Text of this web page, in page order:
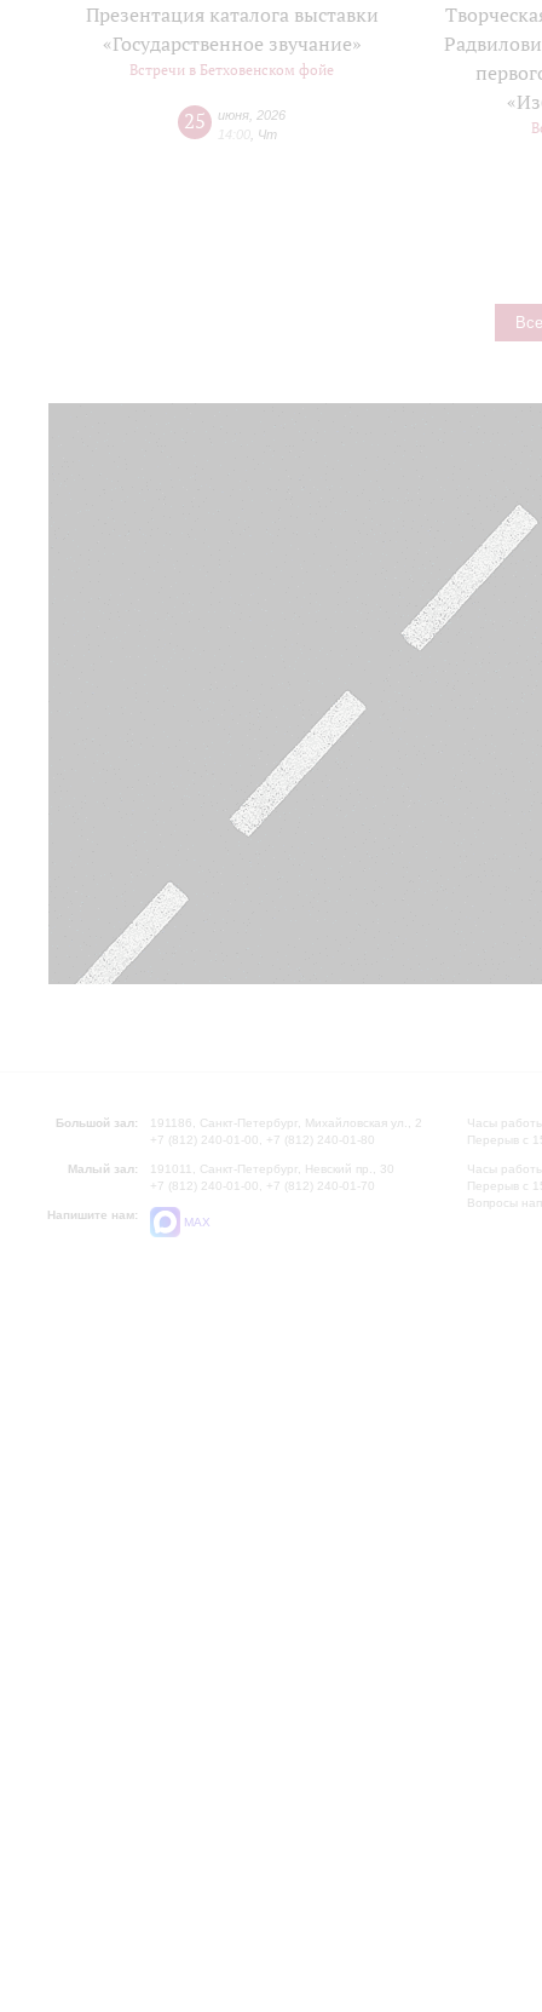
Презентация каталога выставки
«Государственное звучание»
Встречи в Бетховенском фойе
25 июня 2026
14:00 Чт
Большой зал:
191186, Санкт-Петербург, Михайловская ул., 2
+7 (812) 240-01-00, +7 (812) 240-01-80
Малый зал:
191011, Санкт-Петербург, Невский пр., 30
+7 (812) 240-01-00, +7 (812) 240-01-70
Напишите нам:
MAX
Часы
Перерыв с
Часы
Перерыв с
Вопросы